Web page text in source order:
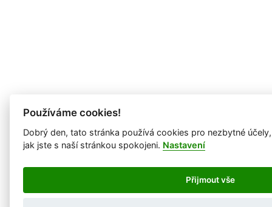
Používáme cookies!
Dobrý den, tato stránka používá cookies pro nezbytné
jak jste s naší stránkou spokojeni. Nastavení
Přijmout vše